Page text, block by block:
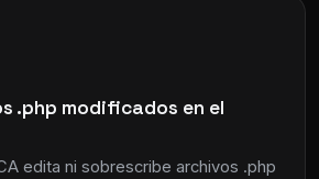
.php modificados en el
edita ni sobrescribe archivos .php